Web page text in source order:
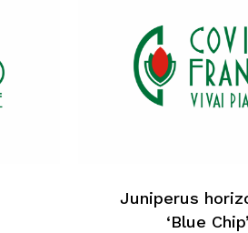
Juniperus
‘Blue Chip’